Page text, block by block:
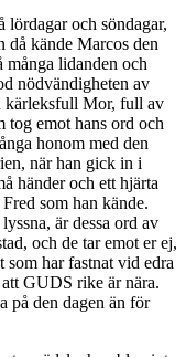
lördagar och söndagar,
då kände Marcos den
många lidanden och
nödvändigheten av
kärleksfull Mor, full av
tog emot hans ord och
honom med den
när han gick in i
händer och ett hjärta
som han kände.
är dessa ord av
och de tar emot er ej,
som har fastnat vid edra
GUDS rike är nära.
på den dagen än för